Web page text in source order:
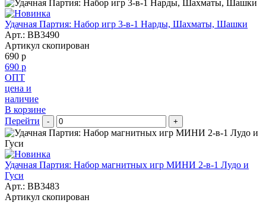
Удачная Партия: Набор игр 3-в-1 Нарды, Шахматы, Шашки
Арт.: BB3490
Артикул скопирован
690 р
690 р
ОПТ
цена и
наличие
В корзине
Перейти
- +
Удачная Партия: Набор магнитных игр МИНИ 2-в-1 Лудо и
Гуси
Арт.: BB3483
Артикул скопирован